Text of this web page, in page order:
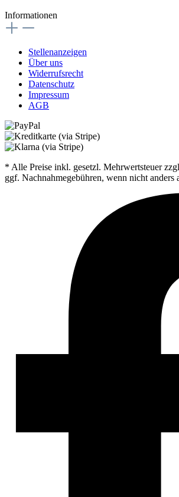
Informationen
Stellenanzeigen
Über uns
Widerrufsrecht
Datenschutz
Impressum
AGB
* Alle Preise inkl. gesetzl. Mehrwertsteuer
ggf. Nachnahmegebühren, wenn nicht anders